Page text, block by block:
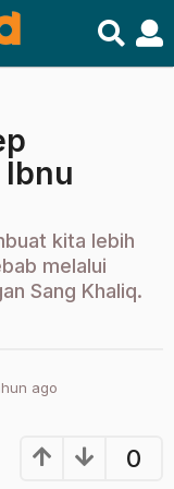
kita lebih
melalui
Sang Khaliq.
ago
0